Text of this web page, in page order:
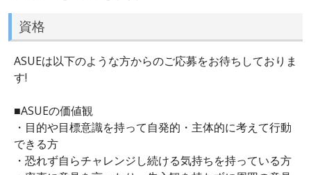
資格
ASUEは以下のような方からのご応募をお待ちしておりま
す!
■ASUEの価値観
・目的や目標意識を持って自発的・主体的に考えて行動
できる方
・恐れず自らチャレンジし続ける気持ちを持っている方